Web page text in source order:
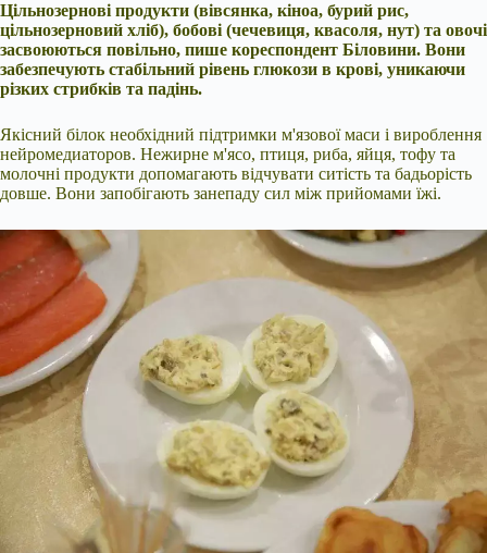
Цільнозернові продукти (вівсянка, кіноа, бурий рис,
цільнозерновий хліб), бобові (чечевиця, квасоля, нут) та овочі
засвоюються повільно, пише кореспондент Біловини. Вони
забезпечують стабільний рівень глюкози в крові, уникаючи
різких стрибків та падінь.
Якісний білок необхідний підтримки м'язової маси і вироблення
нейромедиаторов. Нежирне м'ясо, птиця, риба, яйця, тофу та
молочні продукти допомагають відчувати ситість та бадьорість
довше. Вони запобігають занепаду сил між прийомами їжі.